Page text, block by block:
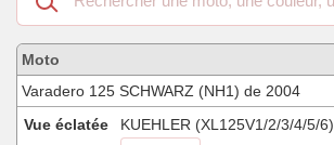
dans
les
motos
compatibles
Moto
Varadero 125 SCHWARZ (NH1) de 2004
Vue éclatée
KUEHLER (XL125V1/2/3/4/5/6)